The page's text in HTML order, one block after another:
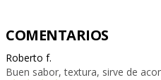
COMENTARIOS
Roberto f.
Buen sabor, textura, sirve de